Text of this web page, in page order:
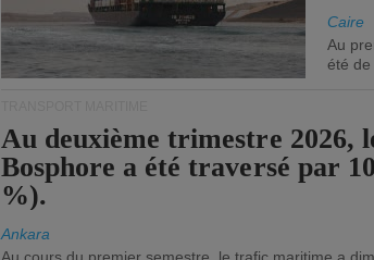
Caire
Au
été de
Au deuxième trimestre 2026,
Bosphore a été traversé par
%).
Ankara